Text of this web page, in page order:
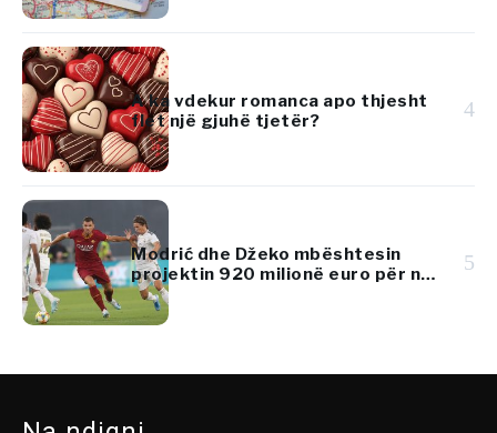
A ka vdekur romanca apo thjesht
flet një gjuhë tjetër?
4
Modrić dhe Džeko mbështesin
projektin 920 milionë euro për një
resort luksoz në Adriatik
5